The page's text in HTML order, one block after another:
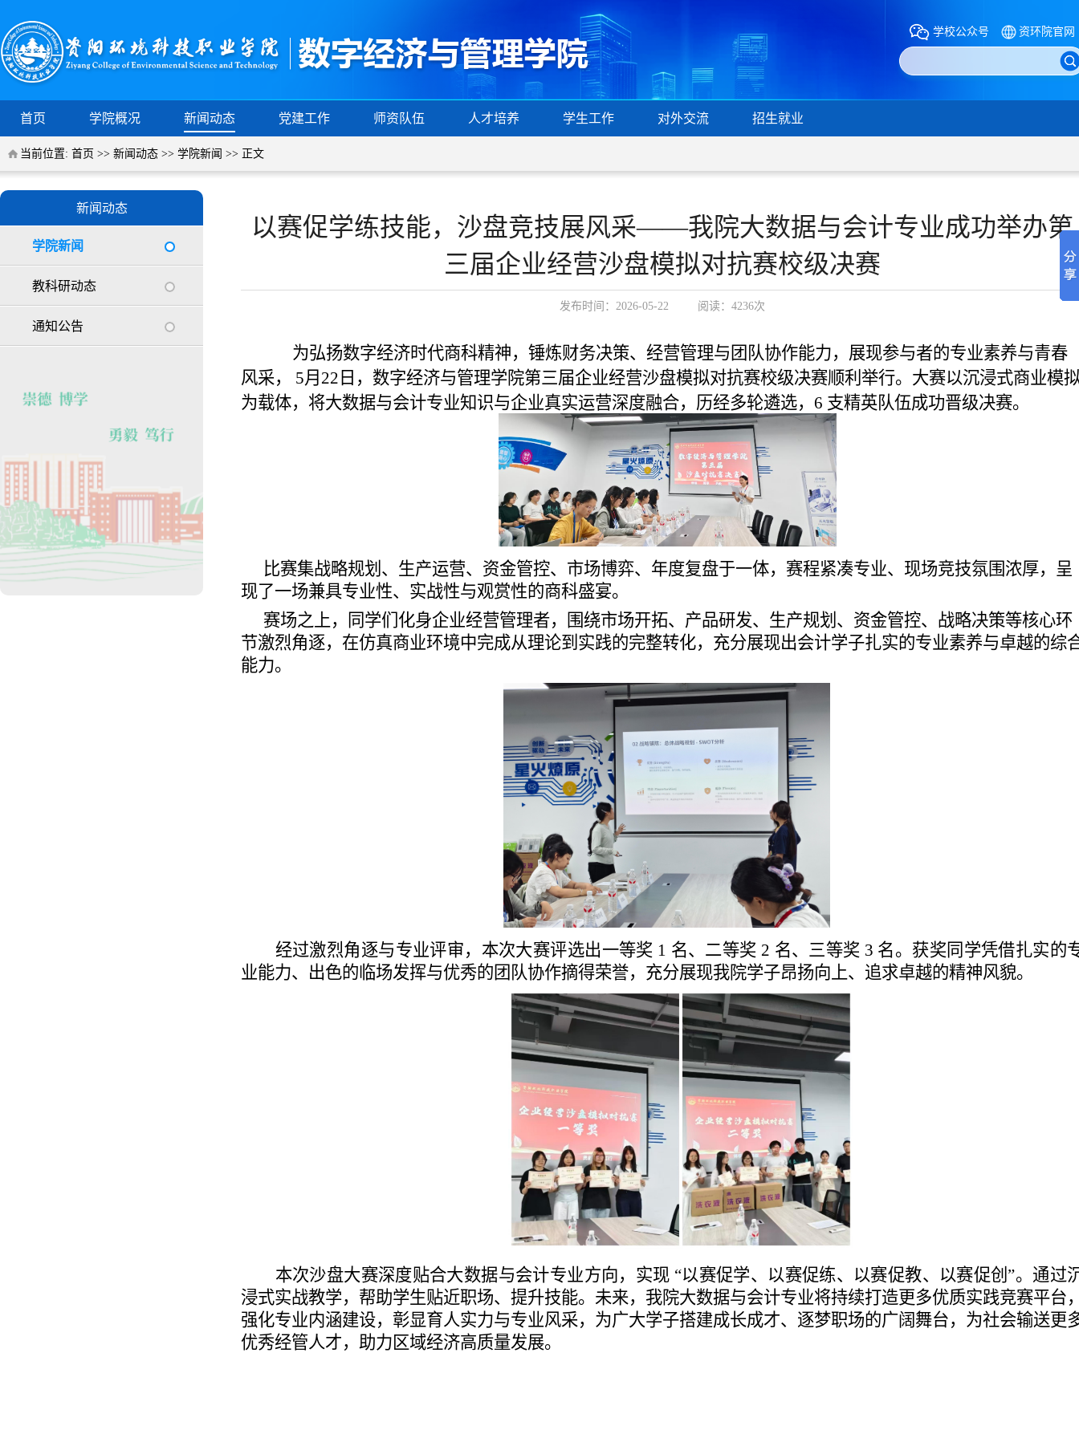
学校公众号 资环院官网
首页 学院概况 新闻动态 党建工作 师资队伍 人才培养 学生工作 对外交流 招生就业
当前位置: 首页 >> 新闻动态 >> 学院新闻 >> 正文
新闻动态
学院新闻
教科研动态
通知公告
以赛促学练技能，沙盘竞技展风采——我院大数据与会计专业成功举办第
三届企业经营沙盘模拟对抗赛校级决赛
发布时间：2026-05-22 阅读： 4236次
为弘扬数字经济时代商科精神，锤炼财务决策、经营管理与团队协作能力，展现参与者的专业素养与青春
风采， 5月22日，数字经济与管理学院第三届企业经营沙盘模拟对抗赛校级决赛顺利举行。大赛以沉浸式商业模
为载体，将大数据与会计专业知识与企业真实运营深度融合，历经多轮遴选，6 支精英队伍成功晋级决赛。
比赛集战略规划、生产运营、资金管控、市场博弈、年度复盘于一体，赛程紧凑专业、现场竞技氛围浓厚，呈
现了一场兼具专业性、实战性与观赏性的商科盛宴。
赛场之上，同学们化身企业经营管理者，围绕市场开拓、产品研发、生产规划、资金管控、战略决策等核心环
节激烈角逐，在仿真商业环境中完成从理论到实践的完整转化，充分展现出会计学子扎实的专业素养与卓越的综
能力。
经过激烈角逐与专业评审，本次大赛评选出一等奖 1 名、二等奖 2 名、三等奖 3 名。获奖同学凭借扎实的
业能力、出色的临场发挥与优秀的团队协作摘得荣誉，充分展现我院学子昂扬向上、追求卓越的精神风貌。
本次沙盘大赛深度贴合大数据与会计专业方向，实现 “以赛促学、以赛促练、以赛促教、以赛促创”。通过
浸式实战教学，帮助学生贴近职场、提升技能。未来，我院大数据与会计专业将持续打造更多优质实践竞赛平台
强化专业内涵建设，彰显育人实力与专业风采，为广大学子搭建成长成才、逐梦职场的广阔舞台，为社会输送更
优秀经管人才，助力区域经济高质量发展。